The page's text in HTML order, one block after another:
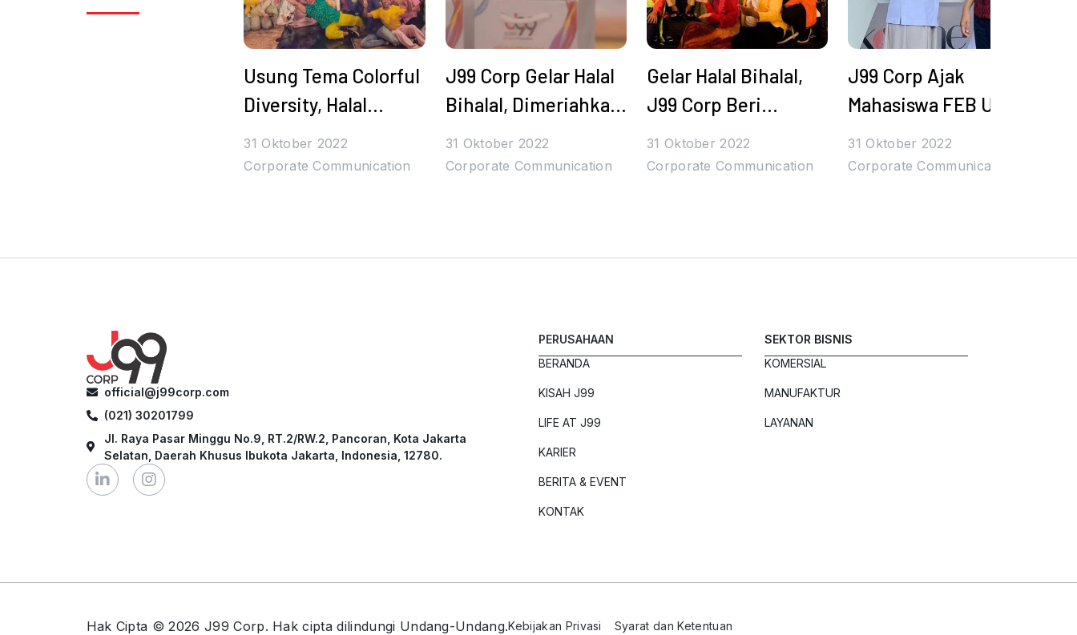
Usung Tema Colorful
Diversity, Halal
Bihalal Juragan99
Bertabur Hadiah dan
31 Oktober 2022
Corporate Communication
J99 Corp Gelar Halal
Bihalal, Dimeriahkan
Denny Caknan
hingga Tulus
31 Oktober 2022
Corporate Communication
Gelar Halal Bihalal,
J99 Corp Beri
Apresiasi Umrah
Gratis untuk
31 Oktober 2022
Corporate Communication
J99 Corp Ajak
Mahasiswa FEB UB
Tingkatkan
Kompetensi pada
31 Oktober 2022
Corporate Communication
official@j99corp.com
(021) 30201799
Jl. Raya Pasar Minggu No.9, RT.2/RW.2, Pancoran, Kota Jakarta
Selatan, Daerah Khusus Ibukota Jakarta, Indonesia, 12780.
PERUSAHAAN
BERANDA
KISAH J99
LIFE AT J99
KARIER
BERITA & EVENT
KONTAK
SEKTOR BISNIS
KOMERSIAL
MANUFAKTUR
LAYANAN
Hak Cipta © 2026 J99 Corp. Hak cipta dilindungi Undang-Undang.Kebijakan Privasi Syarat dan Ketentuan